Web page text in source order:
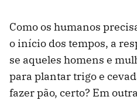
Como os humanos
o início dos tempos, a
se aqueles homens e
para plantar trigo e
fazer pão, certo? Em